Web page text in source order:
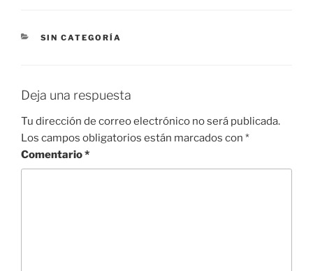
CATEGORÍAS
SIN CATEGORÍA
Deja una respuesta
Tu dirección de correo electrónico no será publicada.
Los campos obligatorios están marcados con *
Comentario*